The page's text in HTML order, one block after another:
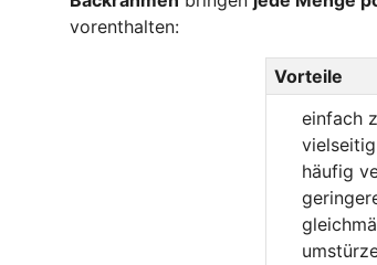
vorenthalten:
Vorteile
einfach
häufig